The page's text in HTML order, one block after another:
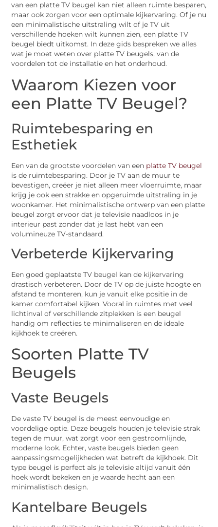
van een platte TV beugel kan niet alleen ruimte besparen,
maar ook zorgen voor een optimale kijkervaring. Of je nu
een minimalistische uitstraling wilt of je TV uit
verschillende hoeken wilt kunnen zien, een platte TV
beugel biedt uitkomst. In deze gids bespreken we alles
wat je moet weten over platte TV beugels, van de
voordelen tot de installatie en het onderhoud.
Waarom Kiezen voor
een Platte TV Beugel?
Ruimtebesparing en
Esthetiek
Een van de grootste voordelen van een platte TV beugel
is de ruimtebesparing. Door je TV aan de muur te
bevestigen, creëer je niet alleen meer vloerruimte, maar
krijg je ook een strakke en opgeruimde uitstraling in je
woonkamer. Het minimalistische ontwerp van een platte
beugel zorgt ervoor dat je televisie naadloos in je
interieur past zonder dat je last hebt van een
volumineuze TV-standaard.
Verbeterde Kijkervaring
Een goed geplaatste TV beugel kan de kijkervaring
drastisch verbeteren. Door de TV op de juiste hoogte en
afstand te monteren, kun je vanuit elke positie in de
kamer comfortabel kijken. Vooral in ruimtes met veel
lichtinval of verschillende zitplekken is een beugel
handig om reflecties te minimaliseren en de ideale
kijkhoek te creëren.
Soorten Platte TV
Beugels
Vaste Beugels
De vaste TV beugel is de meest eenvoudige en
voordelige optie. Deze beugels houden je televisie strak
tegen de muur, wat zorgt voor een gestroomlijnde,
moderne look. Echter, vaste beugels bieden geen
aanpassingsmogelijkheden wat betreft de kijkhoek. Dit
type beugel is perfect als je televisie altijd vanuit één
hoek wordt bekeken en je waarde hecht aan een
minimalistisch design.
Kantelbare Beugels